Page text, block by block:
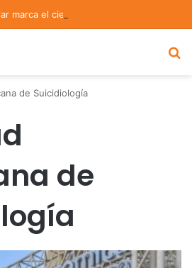
de Suicidiología
de